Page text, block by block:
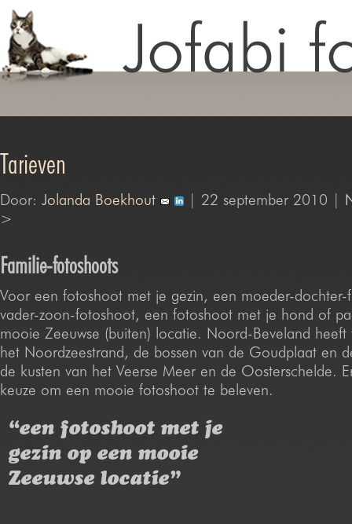
Tarieven
Door: Jolanda Boekhout | 22 september 2010 |
>
Familie-fotoshoots
Voor een fotoshoot met je gezin, een moeder-
vader-zoon-fotoshoot, een fotoshoot met je hond of
mooie Zeeuwse (buiten) locatie. Noord-Beveland heeft
het Noordzeestrand, de bossen van de Goudplaat en
de kusten van het Veerse Meer en de Oosterschelde.
keuze om een mooie fotoshoot te beleven.
“een fotoshoot met je
gezin op een mooie
Zeeuwse locatie”